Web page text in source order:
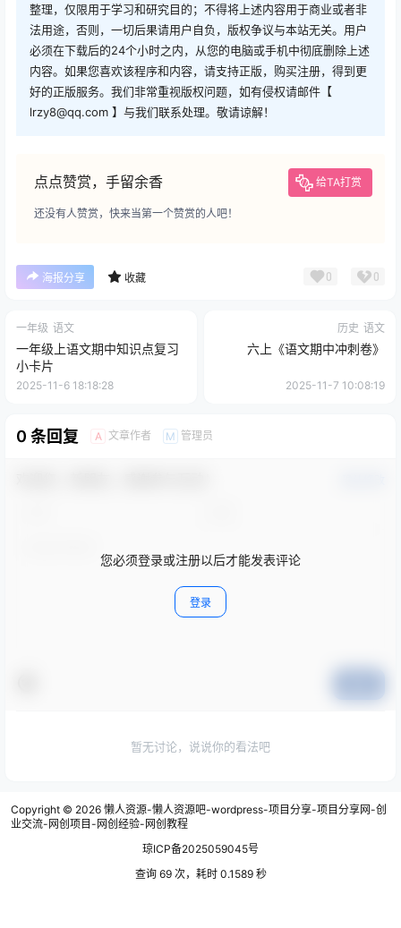
整理，仅限用于学习和研究目的；不得将上述内容用于商业或者非
法用途，否则，一切后果请用户自负，版权争议与本站无关。用户
必须在下载后的24个小时之内，从您的电脑或手机中彻底删除上述
内容。如果您喜欢该程序和内容，请支持正版，购买注册，得到更
好的正版服务。我们非常重视版权问题，如有侵权请邮件【
lrzy8@qq.com 】与我们联系处理。敬请谅解！
点点赞赏，手留余香 给TA打赏
还没有人赞赏，快来当第一个赞赏的人吧！
海报分享 收藏 0 0
一年级 语文
一年级上语文期中知识点复习
小卡片
2025-11-6 18:18:28
历史 语文
六上《语文期中冲刺卷》
2025-11-7 10:08:19
0 条回复 A 文章作者 M 管理员
您必须登录或注册以后才能发表评论
登录
暂无讨论，说说你的看法吧
Copyright © 2026 懒人资源-懒人资源吧-wordpress-项目分享-项目分享网-创
业交流-网创项目-网创经验-网创教程
琼ICP备2025059045号
查询 69 次，耗时 0.1589 秒